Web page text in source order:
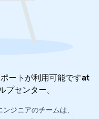
ートが利用可能ですat
プセンター。
ジニアのチームは、